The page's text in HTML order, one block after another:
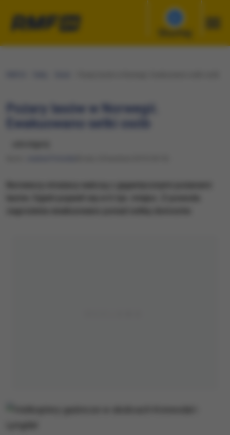
Słuchaj
Pożary lasów w Norwegii.
Ewakuowano setki osób